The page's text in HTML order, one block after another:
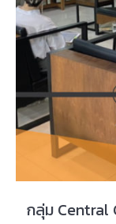
กลุ่ม Central